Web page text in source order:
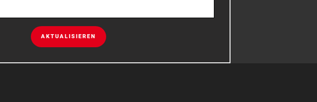
AKTUALISIEREN